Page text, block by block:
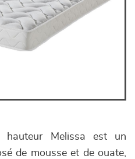
Melissa est un
de mousse et de ouate,